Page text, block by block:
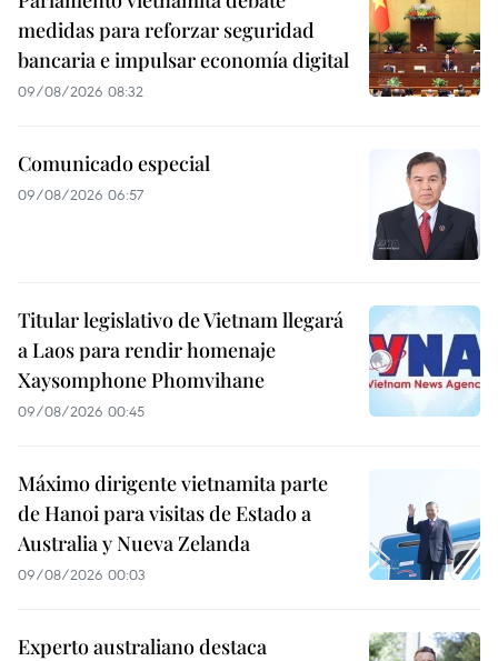
medidas para reforzar seguridad
bancaria e impulsar economía digital
09/08/2026 08:32
Comunicado especial
09/08/2026 06:57
Titular legislativo de Vietnam llegará
a Laos para rendir homenaje
Xaysomphone Phomvihane
09/08/2026 00:45
Máximo dirigente vietnamita parte
de Hanoi para visitas de Estado a
Australia y Nueva Zelanda
09/08/2026 00:03
Experto australiano destaca